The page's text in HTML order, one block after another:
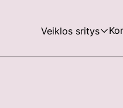
Veiklos sritys